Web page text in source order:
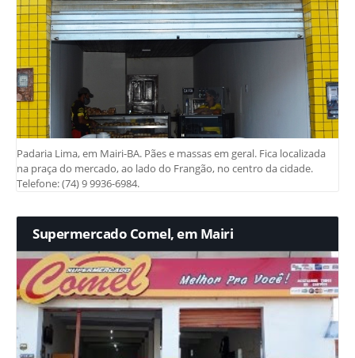
Padaria Lima, em Mairi-BA. Pães e massas em geral. Fica localizada
na praça do mercado, ao lado do Frangão, no centro da cidade.
Telefone: (74) 9 9936-6984.
Supermercado Comel, em Mairi